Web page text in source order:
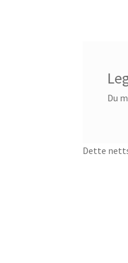
Du
Dette